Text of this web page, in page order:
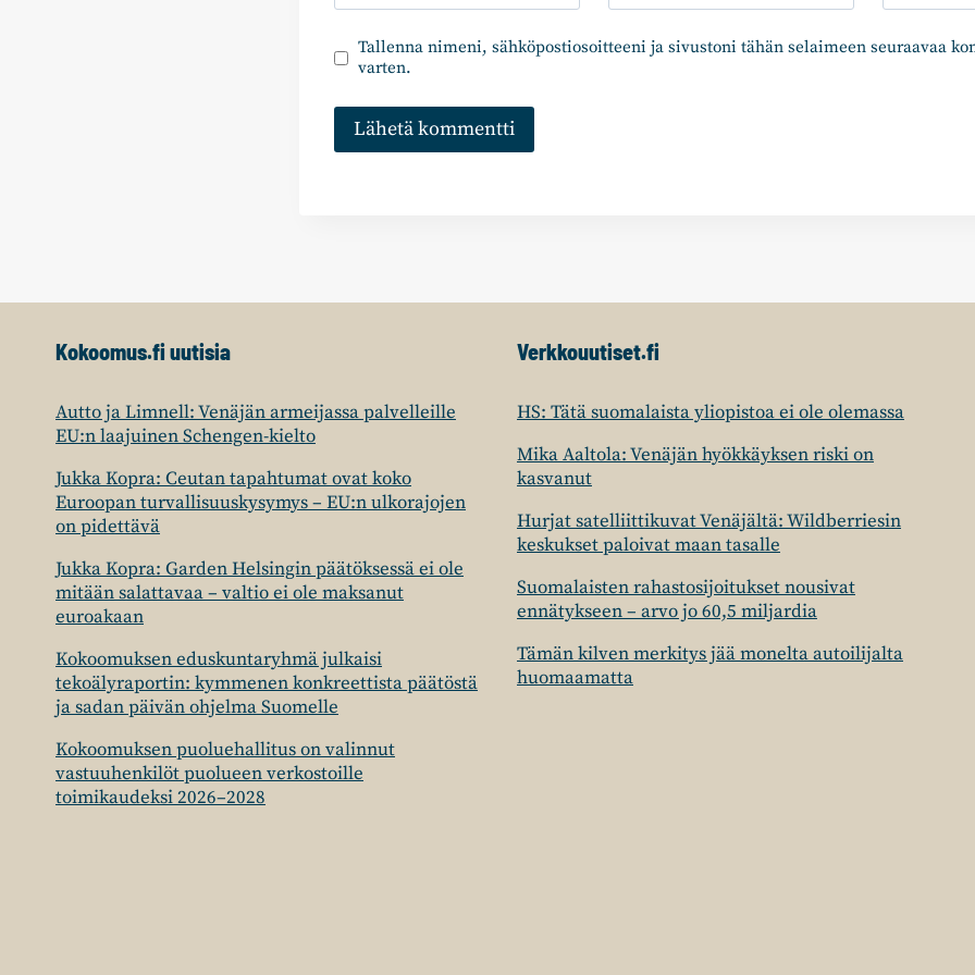
Tallenna nimeni, sähköpostiosoitteeni ja sivustoni tähän selaimeen seuraavaa
varten.
Kokoomus.fi uutisia
Autto ja Limnell: Venäjän armeijassa palvelleille
EU:n laajuinen Schengen-kielto
Jukka Kopra: Ceutan tapahtumat ovat koko
Euroopan turvallisuuskysymys – EU:n ulkorajojen
on pidettävä
Jukka Kopra: Garden Helsingin päätöksessä ei ole
mitään salattavaa – valtio ei ole maksanut
euroakaan
Kokoomuksen eduskuntaryhmä julkaisi
tekoälyraportin: kymmenen konkreettista päätöstä
ja sadan päivän ohjelma Suomelle
Kokoomuksen puoluehallitus on valinnut
vastuuhenkilöt puolueen verkostoille
toimikaudeksi 2026–2028
Verkkouutiset.fi
HS: Tätä suomalaista yliopistoa ei ole olemassa
Mika Aaltola: Venäjän hyökkäyksen riski on
kasvanut
Hurjat satelliittikuvat Venäjältä: Wildberriesin
keskukset paloivat maan tasalle
Suomalaisten rahastosijoitukset nousivat
ennätykseen – arvo jo 60,5 miljardia
Tämän kilven merkitys jää monelta autoilijalta
huomaamatta